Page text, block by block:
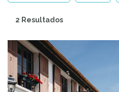
2 Resultados